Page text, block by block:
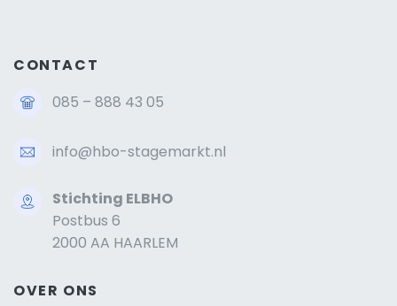
CONTACT
085 – 888 43 05
info@hbo-stagemarkt.nl
Stichting ELBHO
Postbus 6
2000 AA HAARLEM
OVER ONS